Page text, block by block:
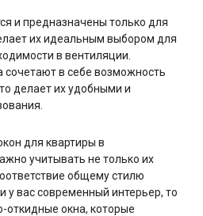
и предназначены только для
их идеальным выбором для
в вентиляции.
в себе возможность
делает их удобными и
для квартиры в
учитывать не только их
общему стилю
у вас современный интерьер, то
откидные окна, которые